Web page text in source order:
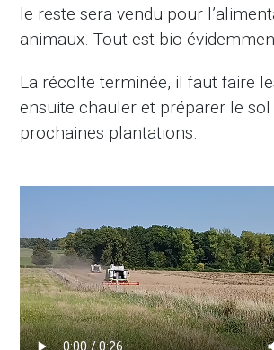
le reste sera vendu pour
animaux. Tout est bio
La récolte terminée, il faut faire
ensuite chauler et préparer le
prochaines plantations.